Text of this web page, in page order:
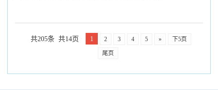
共205条 共14页 1 2 3 4 5 » 下5页
尾页